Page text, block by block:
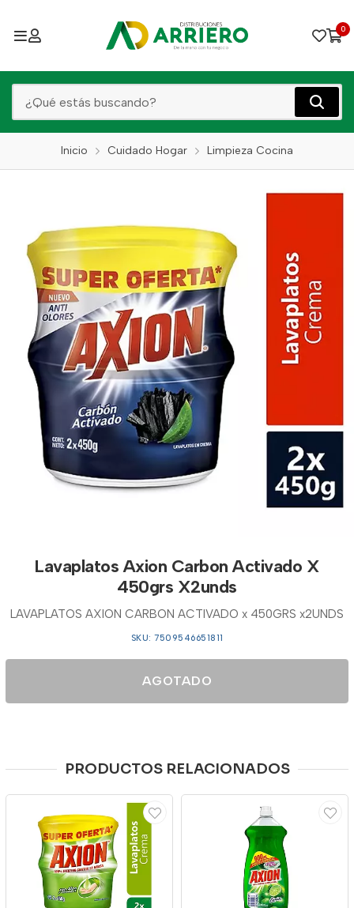
0
Inicio Cuidado Hogar Limpieza Cocina
Lavaplatos Axion Carbon Activado X
450grs X2unds
LAVAPLATOS AXION CARBON ACTIVADO x 450GRS x2UNDS
SKU: 7509546651811
AGOTADO
PRODUCTOS RELACIONADOS